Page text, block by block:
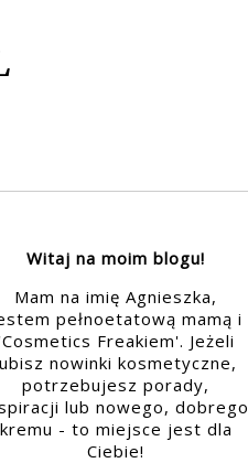
Witaj na moim blogu!
Mam na imię Agnieszka,
pełnoetatową mamą i
'Cosmetics Freakiem'. Jeżeli
nowinki kosmetyczne,
potrzebujesz porady,
lub nowego, dobrego
kremu - to miejsce jest dla
Ciebie!